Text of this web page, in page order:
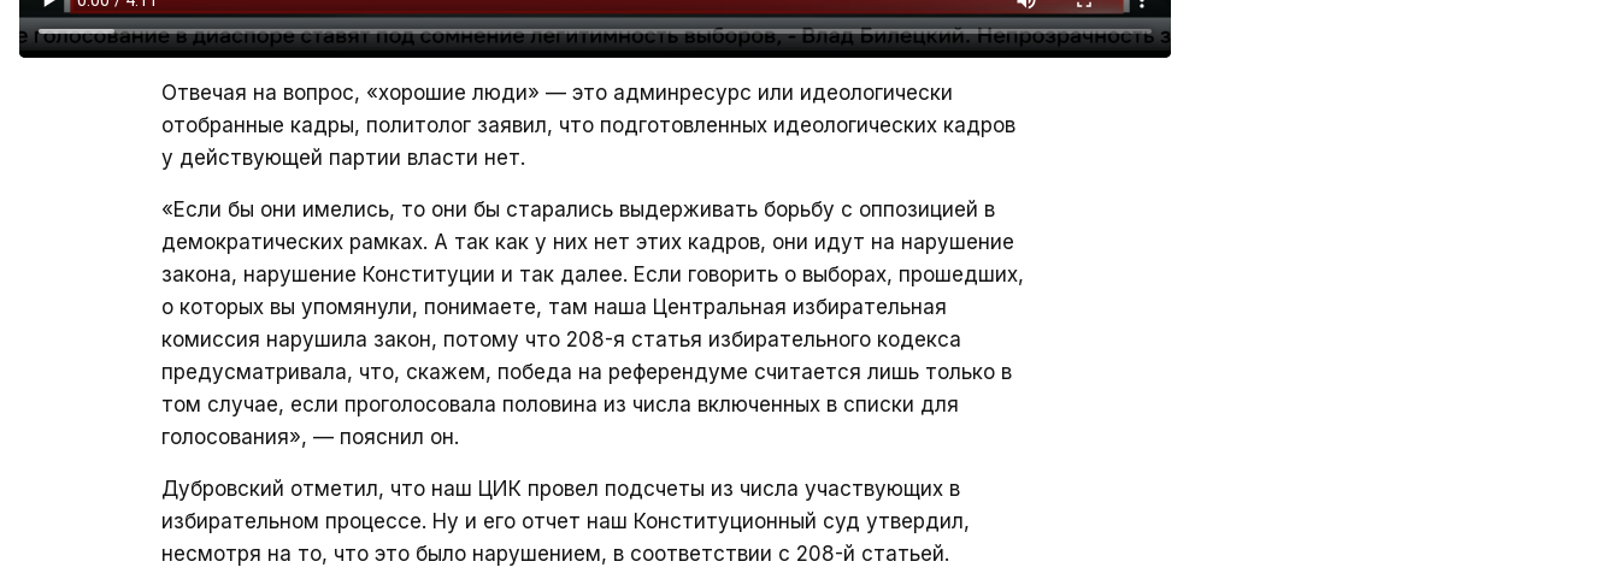
Отвечая на вопрос, «хорошие люди» — это админресурс или идеологически
отобранные кадры, политолог заявил, что подготовленных идеологических кадров
у действующей партии власти нет.
«Если бы они имелись, то они бы старались выдерживать борьбу с оппозицией в
демократических рамках. А так как у них нет этих кадров, они идут на нарушение
закона, нарушение Конституции и так далее. Если говорить о выборах, прошедших,
о которых вы упомянули, понимаете, там наша Центральная избирательная
комиссия нарушила закон, потому что 208-я статья избирательного кодекса
предусматривала, что, скажем, победа на референдуме считается лишь только в
том случае, если проголосовала половина из числа включенных в списки для
голосования», — пояснил он.
Дубровский отметил, что наш ЦИК провел подсчеты из числа участвующих в
избирательном процессе. Ну и его отчет наш Конституционный суд утвердил,
несмотря на то, что это было нарушением, в соответствии с 208-й статьей.